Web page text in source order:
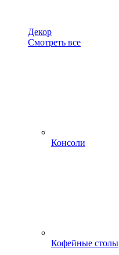
Декор
Смотреть все
Консоли
Кофейные столы